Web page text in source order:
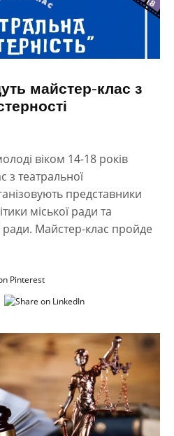
майстер-клас з
віком 14-18 років
з театральної
представники
міської ради та
ради. Майстер-клас пройде